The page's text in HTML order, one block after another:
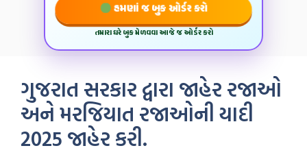
હમણાં જ બુક ઓર્ડર કરો
તમારા ઘરે બુક મેળવવા આજે જ ઓર્ડર કરો
ગુજરાત સરકાર દ્વારા જાહેર રજાઓ
અને મરજિયાત રજાઓની યાદી
2025 જાહેર કરી.